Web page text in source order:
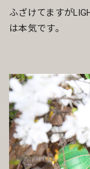
ふざけてますが
は本気です。